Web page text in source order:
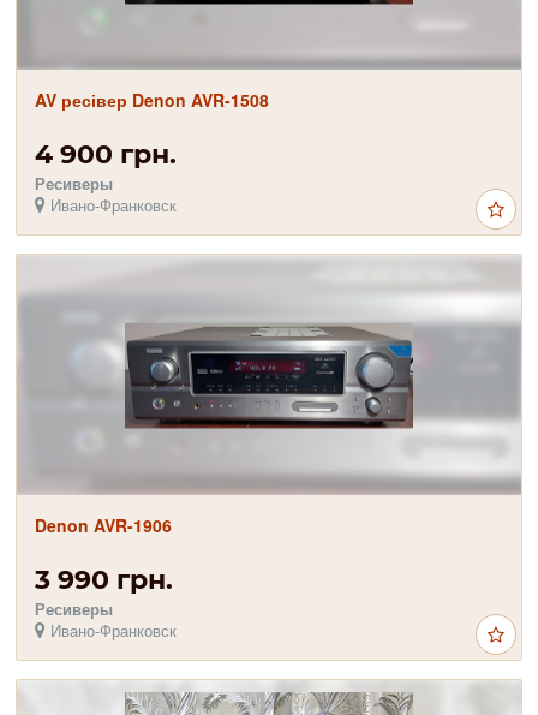
AV ресівер Denon AVR-1508
4 900 грн.
Ресиверы
Ивано-Франковск
Denon AVR-1906
3 990 грн.
Ресиверы
Ивано-Франковск